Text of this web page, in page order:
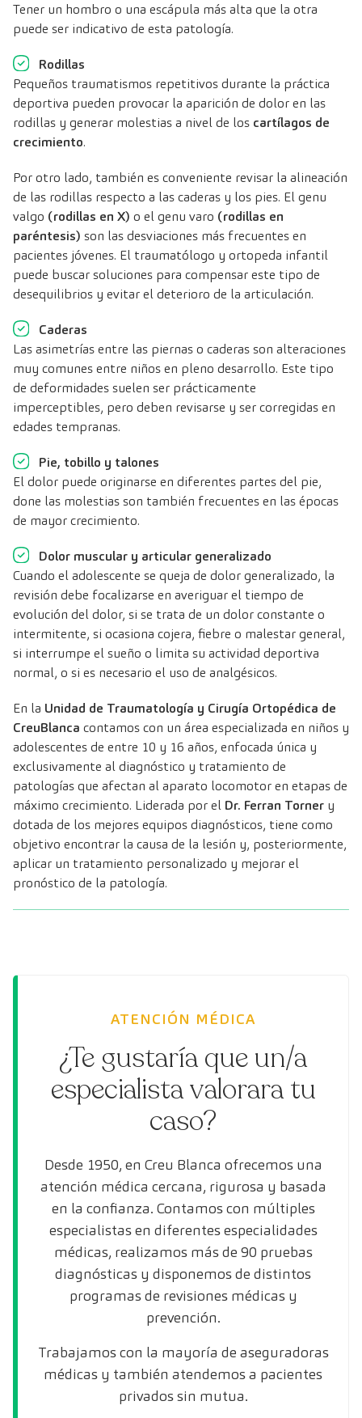
Tener un hombro o una escápula más alta que la otra
puede ser indicativo de esta patología.
Rodillas
Pequeños traumatismos repetitivos durante la práctica
deportiva pueden provocar la aparición de dolor en las
rodillas y generar molestias a nivel de los cartílagos de
crecimiento.
Por otro lado, también es conveniente revisar la alineación
de las rodillas respecto a las caderas y los pies. El genu
valgo (rodillas en X) o el genu varo (rodillas en
paréntesis) son las desviaciones más frecuentes en
pacientes jóvenes. El traumatólogo y ortopeda infantil
puede buscar soluciones para compensar este tipo de
desequilibrios y evitar el deterioro de la articulación.
Caderas
Las asimetrías entre las piernas o caderas son alteraciones
muy comunes entre niños en pleno desarrollo. Este tipo
de deformidades suelen ser prácticamente
imperceptibles, pero deben revisarse y ser corregidas en
edades tempranas.
Pie, tobillo y talones
El dolor puede originarse en diferentes partes del pie,
done las molestias son también frecuentes en las épocas
de mayor crecimiento.
Dolor muscular y articular generalizado
Cuando el adolescente se queja de dolor generalizado, la
revisión debe focalizarse en averiguar el tiempo de
evolución del dolor, si se trata de un dolor constante o
intermitente, si ocasiona cojera, fiebre o malestar general,
si interrumpe el sueño o limita su actividad deportiva
normal, o si es necesario el uso de analgésicos.
En la Unidad de Traumatología y Cirugía Ortopédica de
CreuBlanca contamos con un área especializada en niños y
adolescentes de entre 10 y 16 años, enfocada única y
exclusivamente al diagnóstico y tratamiento de
patologías que afectan al aparato locomotor en etapas de
máximo crecimiento. Liderada por el Dr. Ferran Torner y
dotada de los mejores equipos diagnósticos, tiene como
objetivo encontrar la causa de la lesión y, posteriormente,
aplicar un tratamiento personalizado y mejorar el
pronóstico de la patología.
ATENCIÓN MÉDICA
¿Te gustaría que un/a
especialista valorara tu
caso?
Desde 1950, en Creu Blanca ofrecemos una
atención médica cercana, rigurosa y basada
en la confianza. Contamos con múltiples
especialistas en diferentes especialidades
médicas, realizamos más de 90 pruebas
diagnósticas y disponemos de distintos
programas de revisiones médicas y
prevención.
Trabajamos con la mayoría de aseguradoras
médicas y también atendemos a pacientes
privados sin mutua.